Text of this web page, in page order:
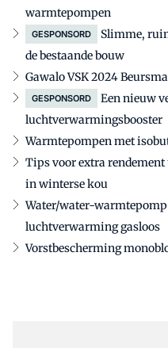
warmtepompen
GESPONSORD
Slimme,
de bestaande bouw
Gawalo VSK 2024
GESPONSORD
Een nieuw
luchtverwarmingsbooster
Warmtepompen met
Tips voor extra
in winterse kou
Water/water-
luchtverwarming gasloos
Vorstbescherming